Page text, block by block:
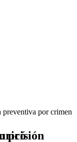
preventiva por crimen
Curicó